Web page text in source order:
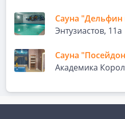
Сауна "Дельфин
Энтузиастов, 11а
Сауна
Академика